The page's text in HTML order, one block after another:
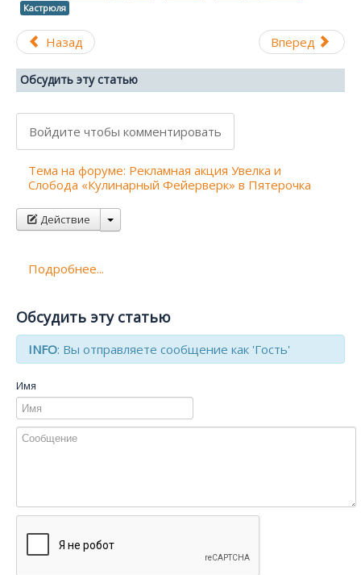
Кастрюля
Назад Вперед
Обсудить эту статью
Войдите чтобы комментировать
Тема на форуме: Рекламная акция Увелка и
Слобода «Кулинарный Фейерверк» в Пятерочка
Действие
Подробнее...
Обсудить эту статью
INFO: Вы отправляете сообщение как 'Гость'
Имя